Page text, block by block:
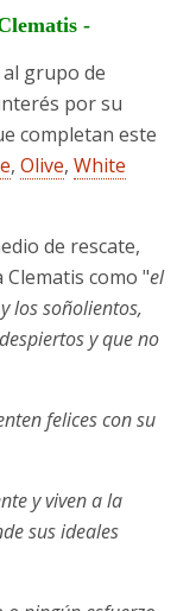
-
al grupo de
por su
completan este
, Olive, White
de rescate,
Clematis como "el
los soñolientos,
y que no
felices con su
y viven a la
sus ideales